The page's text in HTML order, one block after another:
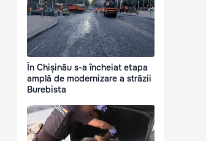
În Chișinău s-a încheiat etapa
amplă de modernizare a străzii
Burebista